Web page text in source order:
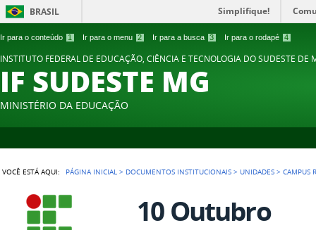
Ir para o conteúdo 1 Ir para o menu 2 Ir para a busca 3 Ir para o rodapé 4
BRASIL Simplifique!
INSTITUTO FEDERAL DE EDUCAÇÃO, CIÊNCIA E TECNOLOGIA DO SUDESTE DE
IF SUDESTE MG
MINISTÉRIO DA EDUCAÇÃO
VOCÊ ESTÁ AQUI: PÁGINA INICIAL > DOCUMENTOS INSTITUCIONAIS > UNIDADES >CAMPUS
10 Outubro